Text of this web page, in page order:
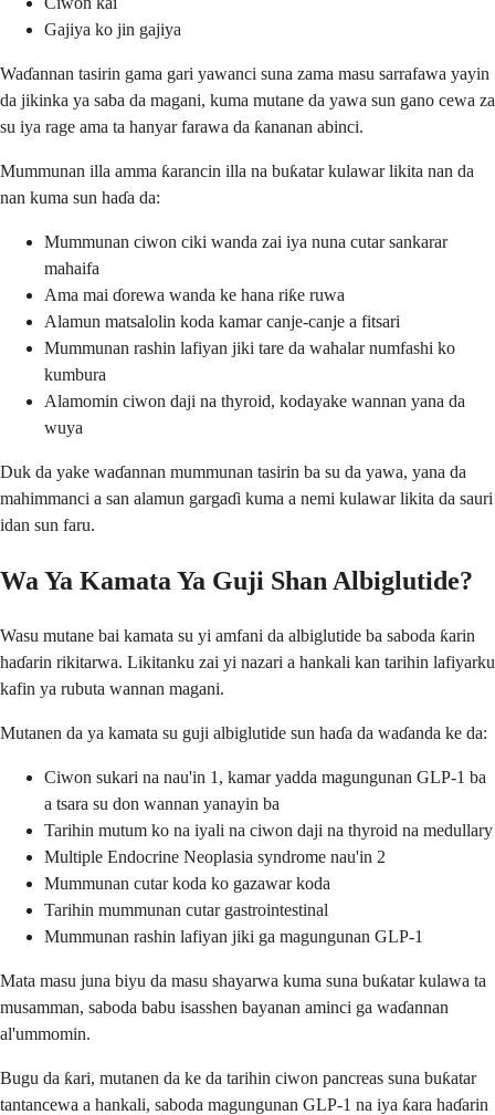
Gajiya ko jin gajiya
Waɗannan tasirin gama gari yawanci suna zama masu sarrafawa yayin
da jikinka ya saba da magani, kuma mutane da yawa sun gano cewa za
su iya rage ama ta hanyar farawa da ƙananan abinci.
Mummunan illa amma ƙarancin illa na buƙatar kulawar likita nan da
nan kuma sun haɗa da:
Mummunan ciwon ciki wanda zai iya nuna cutar sankarar
mahaifa
Ama mai ɗorewa wanda ke hana riƙe ruwa
Alamun matsalolin koda kamar canje-canje a fitsari
Mummunan rashin lafiyan jiki tare da wahalar numfashi ko
kumbura
Alamomin ciwon daji na thyroid, kodayake wannan yana da
wuya
Duk da yake waɗannan mummunan tasirin ba su da yawa, yana da
mahimmanci a san alamun gargaɗi kuma a nemi kulawar likita da sauri
idan sun faru.
Wa Ya Kamata Ya Guji Shan Albiglutide?
Wasu mutane bai kamata su yi amfani da albiglutide ba saboda ƙarin
haɗarin rikitarwa. Likitanku zai yi nazari a hankali kan tarihin lafiyarku
kafin ya rubuta wannan magani.
Mutanen da ya kamata su guji albiglutide sun haɗa da waɗanda ke da:
Ciwon sukari na nau'in 1, kamar yadda magungunan GLP-1 ba
a tsara su don wannan yanayin ba
Tarihin mutum ko na iyali na ciwon daji na thyroid na medullary
Multiple Endocrine Neoplasia syndrome nau'in 2
Mummunan cutar koda ko gazawar koda
Tarihin mummunan cutar gastrointestinal
Mummunan rashin lafiyan jiki ga magungunan GLP-1
Mata masu juna biyu da masu shayarwa kuma suna buƙatar kulawa ta
musamman, saboda babu isasshen bayanan aminci ga waɗannan
al'ummomin.
Bugu da ƙari, mutanen da ke da tarihin ciwon pancreas suna buƙatar
tantancewa a hankali, saboda magungunan GLP-1 na iya ƙara haɗarin